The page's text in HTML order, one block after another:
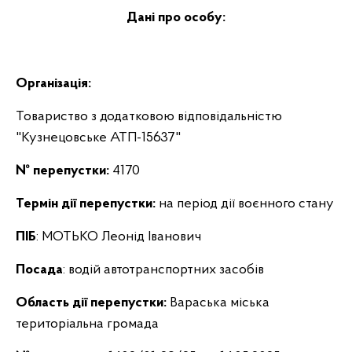
Дані про особу:
Організація:
Товариство з додатковою відповідальністю
"Кузнецовське АТП-15637"
№ перепустки: 4170
Термін дії перепустки: на період дії воєнного стану
ПІБ: МОТЬКО Леонід Іванович
Посада: водій автотранспортних засобів
Область дії перепустки: Вараська міська
територіальна громада